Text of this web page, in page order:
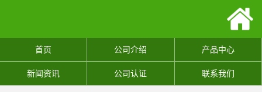
首页 公司介绍 产品中心
新闻资讯 公司认证 联系我们